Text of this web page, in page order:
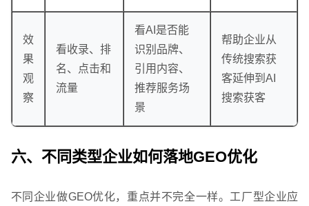
效
果
观
察
看收录、排
名、点击和
流量
看AI是否能
识别品牌、
引用内容、
推荐服务场
景
帮助企业从
传统搜索获
客延伸到AI
搜索获客
六、不同类型企业如何落地GEO优化
不同企业做GEO优化，重点并不完全一样。工厂型企业应
企业网站建设 · 营销型网站建设 · SEO搜索优